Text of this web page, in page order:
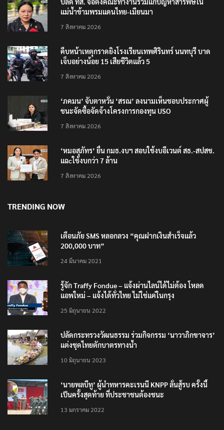
แม่น้ำข้ามพรมแดนไทย-เมียนมา
7 สิงหาคม 2026
คืบหน้าเหตุกราดยิงโรงเรียนเทพศิรินทร์ นนทบุรี บาด
เจ็บอย่างน้อย 15 เสียชีวิตแล้ว 5
7 สิงหาคม 2026
‘ภคมน’ จับตาหวั่น ‘สรณ’ ลงนามเห็นชอบประกาศผู้
ชนะจัดซื้อจัดจ้างโครงการกองทุน USO
7 สิงหาคม 2026
‘หมอสุภัทร’ ยื่น กมธ.งบฯ สอบใช้งบอีเวนต์ สธ.-สปสช.
แฉcใช้งบกว่า 7 ล้าน
7 สิงหาคม 2026
TRENDING NOW
เตือนภัย SMS หลอกลวง “คุณฝากเงินสำเร็จแล้ว
200,000 บาท”
24 มีนาคม 2021
รู้จัก Traffy Fondue – แจ้งผ่านไลน์ได้ไม่ต้อง โหลด
แอพใหม่ – แจ้งได้ทั่วไทย ไม่ใช่แค่ในกรุง
25 มิถุนายน 2022
ปลัดกระทรวงวัฒนธรรม ร่วมกิจกรรม ‘นาวาภิกขาจาร’
แต่งชุดไทยตักบาตรทางน้ำ
10 มิถุนายน 2023
‘นายพลบีทู’ ผู้นำทหารคะเรนนี KNPP ลั่นสู้รบ ครั้งนี้
เป็นครั้งสุดท้าย ที่ประชาชนต้องชนะ
13 มกราคม 2022